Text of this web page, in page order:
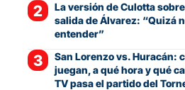
La versión de Culotta
salida de Álvarez: “Quizá
entender”
San Lorenzo vs. Huracán:
juegan, a qué hora y qué
TV pasa el partido del